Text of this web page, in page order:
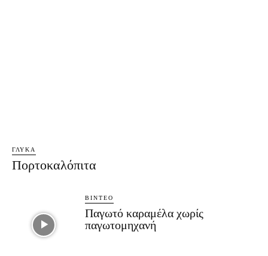
ΓΛΥΚΆ
Πορτοκαλόπιτα
ΒΊΝΤΕΟ
Παγωτό καραμέλα χωρίς
παγωτομηχανή